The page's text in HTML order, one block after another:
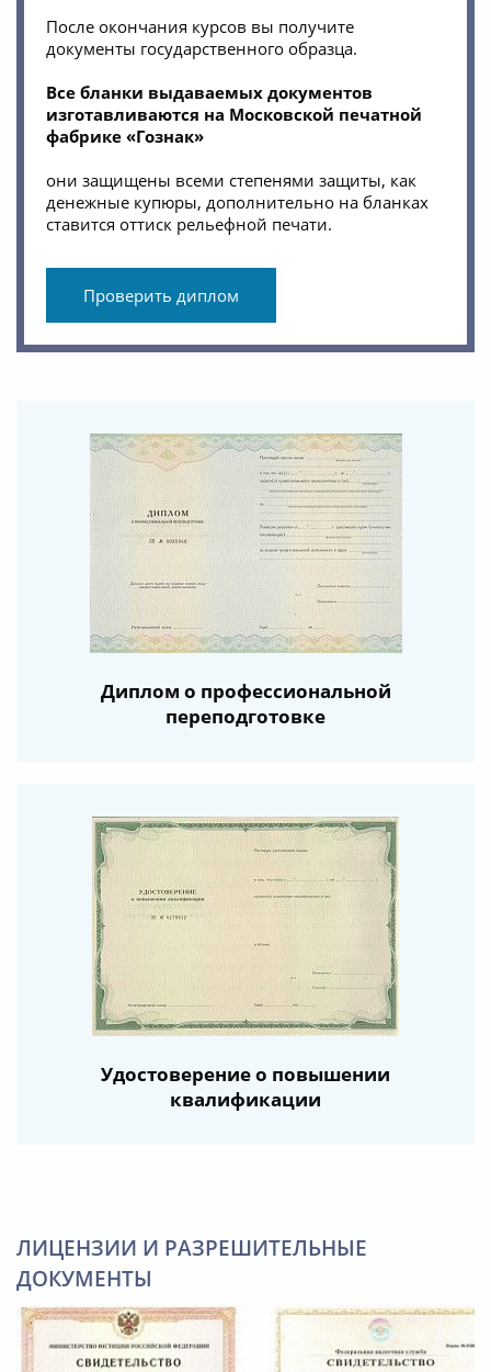
После окончания курсов вы получите
документы государственного образца.
Все бланки выдаваемых документов
изготавливаются на Московской печатной
фабрике «Гознак»
они защищены всеми степенями защиты, как
денежные купюры, дополнительно на бланках
ставится оттиск рельефной печати.
Проверить диплом
Диплом о профессиональной
переподготовке
Удостоверение о повышении
квалификации
ЛИЦЕНЗИИ И РАЗРЕШИТЕЛЬНЫЕ
ДОКУМЕНТЫ